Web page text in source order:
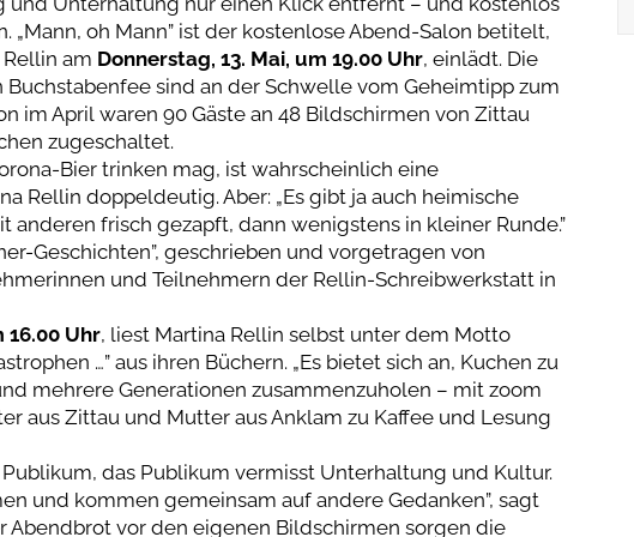
„Mann, oh Mann” ist der kostenlose Abend-Salon betitelt,
am Donnerstag, 13. Mai, um 19.00 Uhr, einlädt. Die
sind an der Schwelle vom Geheimtipp zum
im April waren 90 Gäste an 48 Bildschirmen von Zittau
zugeschaltet.
Bier trinken mag, ist wahrscheinlich eine
Rellin doppeldeutig. Aber: „Es gibt ja auch heimische
anderen frisch gezapft, dann wenigstens in kleiner Runde.”
Geschichten”, geschrieben und vorgetragen von
und Teilnehmern der Rellin-Schreibwerkstatt in
16.00 Uhr, liest Martina Rellin selbst unter dem Motto
…” aus ihren Büchern. „Es bietet sich an, Kuchen zu
mehrere Generationen zusammenzuholen – mit zoom
aus Zittau und Mutter aus Anklam zu Kaffee und Lesung
das Publikum vermisst Unterhaltung und Kultur.
und kommen gemeinsam auf andere Gedanken”, sagt
Abendbrot vor den eigenen Bildschirmen sorgen die